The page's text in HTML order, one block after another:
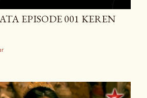
EPISODE 001 KEREN